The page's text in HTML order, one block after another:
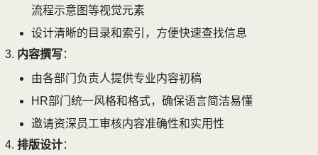
流程示意图等视觉元素
设计清晰的目录和索引，方便快速查找信息
内容撰写：
由各部门负责人提供专业内容初稿
HR部门统一风格和格式，确保语言简洁易懂
邀请资深员工审核内容准确性和实用性
排版设计：